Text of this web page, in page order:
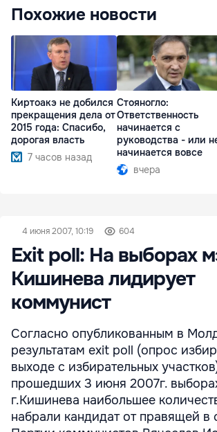
Похожие новости
Киртоакэ не добился
прекращения дела от
2015 года: Спасибо,
дорогая власть
7 часов назад
Стояногло:
Ответственность
начинается с
руководства - или
начинается вовсе
вчера
4 июня 2007, 10:19 604
Exit poll: На выборах
Кишинева лидирует
коммунист
Согласно опубликованным в
результатам exit poll (опрос
выходе с избирательных
прошедших 3 июня 2007г.
г.Кишинева наибольшее
набрали кандидат от правящей в